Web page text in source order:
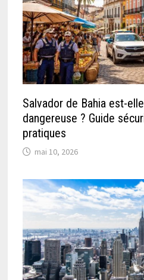
Salvador de Bahia est-
dangereuse ? Guide
pratiques
mai 10, 2026